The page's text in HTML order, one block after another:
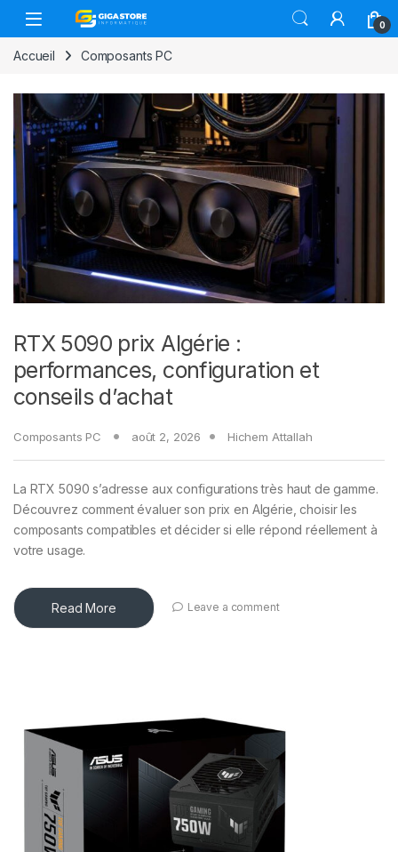
Skip to navigation
Skip to content
0
Accueil Composants PC
RTX 5090 prix Algérie :
performances, configuration et
conseils d’achat
Composants PC août 2, 2026 Hichem Attallah
La RTX 5090 s’adresse aux configurations très haut de gamme.
Découvrez comment évaluer son prix en Algérie, choisir les
composants compatibles et décider si elle répond réellement à
votre usage.
Read More Leave a comment